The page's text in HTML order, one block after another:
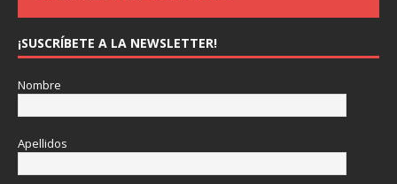
¡SUSCRÍBETE A LA NEWSLETTER!
Nombre
Apellidos